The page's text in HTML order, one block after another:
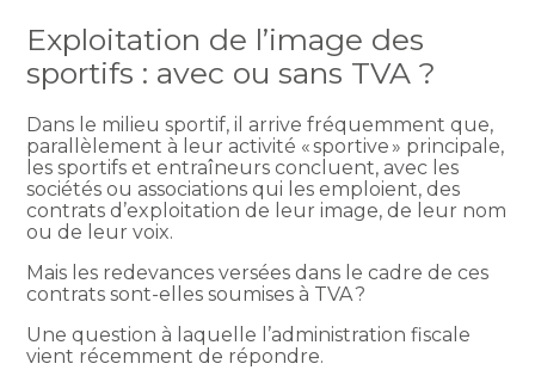
Exploitation de l’image des
sportifs : avec ou sans TVA ?
Dans le milieu sportif, il arrive fréquemment que,
parallèlement à leur activité « sportive » principale,
les sportifs et entraîneurs concluent, avec les
sociétés ou associations qui les emploient, des
contrats d’exploitation de leur image, de leur nom
ou de leur voix.
Mais les redevances versées dans le cadre de ces
contrats sont-elles soumises à TVA ?
Une question à laquelle l’administration fiscale
vient récemment de répondre.